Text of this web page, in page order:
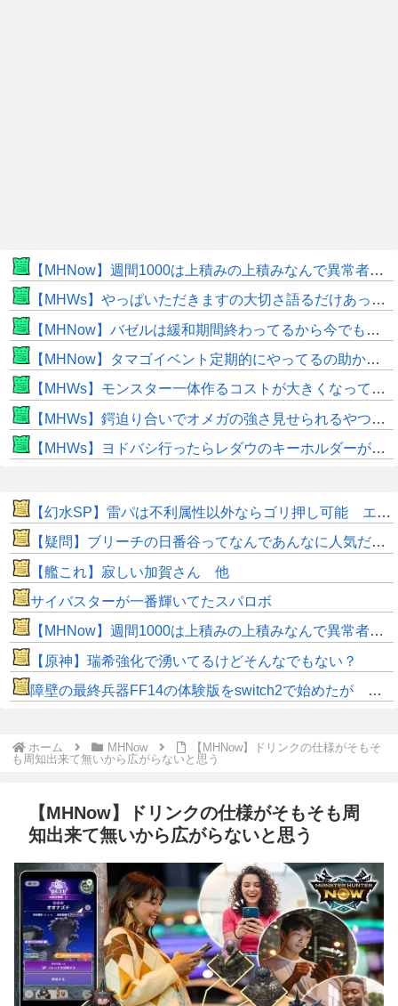
【MHNow】週間1000は上積みの上積みなんで異常者です
【MHWs】やっぱいただきますの大切さ語るだけあって飯のこだわり凄いよね
【MHNow】バゼルは緩和期間終わってるから今でもとんでもない数必要なんじゃない？
【MHNow】タマゴイベント定期的にやってるの助かるよね
【MHWs】モンスター一体作るコストが大きくなっている昨今でこそ亜種に頼るべきだよな
【MHWs】鍔迫り合いでオメガの強さ見せられるやつ一番すき
【MHWs】ヨドバシ行ったらレダウのキーホルダーが100円で売ってて草
【幻水SP】雷パは不利属性以外ならゴリ押し可能 エギル・ラグナル・キカが強力
【疑問】ブリーチの日番谷ってなんであんなに人気だったんや？？？？
【艦これ】寂しい加賀さん 他
サイバスターが一番輝いてたスパロボ
【MHNow】週間1000は上積みの上積みなんで異常者です
【原神】瑞希強化で湧いてるけどそんなでもない？
障壁の最終兵器FF14の体験版をswitch2で始めたが これ何時間遊べば面白くなるんだ？
ホーム MHNow
【MHNow】ドリンクの仕様がそもそ
も周知出来て無いから広がらないと思う
【MHNow】ドリンクの仕様がそもそも周
知出来て無いから広がらないと思う